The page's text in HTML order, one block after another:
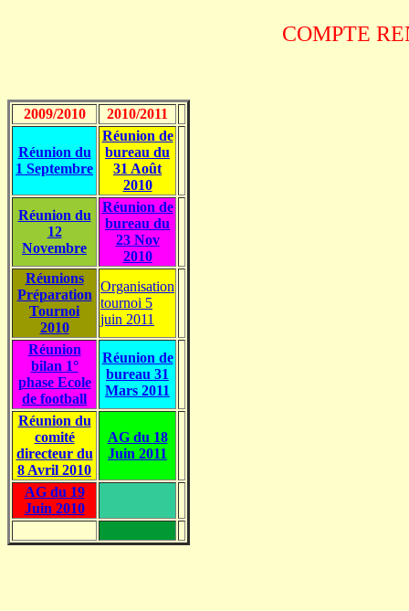
COMPTE
2009/2010 2010/2011
Réunion du
1 Septembre
Réunion de
bureau du
31 Août
2010
Réunion du
12
Novembre
Réunion de
bureau du
23 Nov
2010
Réunions
Préparation
Tournoi
2010
Organisation
tournoi 5
juin 2011
Réunion
bilan 1°
phase Ecole
de football
Réunion de
bureau 31
Mars 2011
Réunion du
comité
directeur du
8 Avril 2010
AG du 18
Juin 2011
AG du 19
Juin 2010